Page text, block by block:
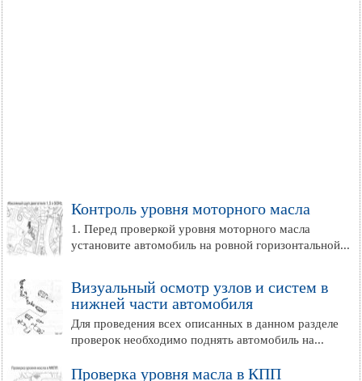
Контроль уровня моторного масла
1. Перед проверкой уровня моторного масла
установите автомобиль на ровной горизонтальной...
Визуальный осмотр узлов и систем в
нижней части автомобиля
Для проведения всех описанных в данном разделе
проверок необходимо поднять автомобиль на...
Проверка уровня масла в КПП